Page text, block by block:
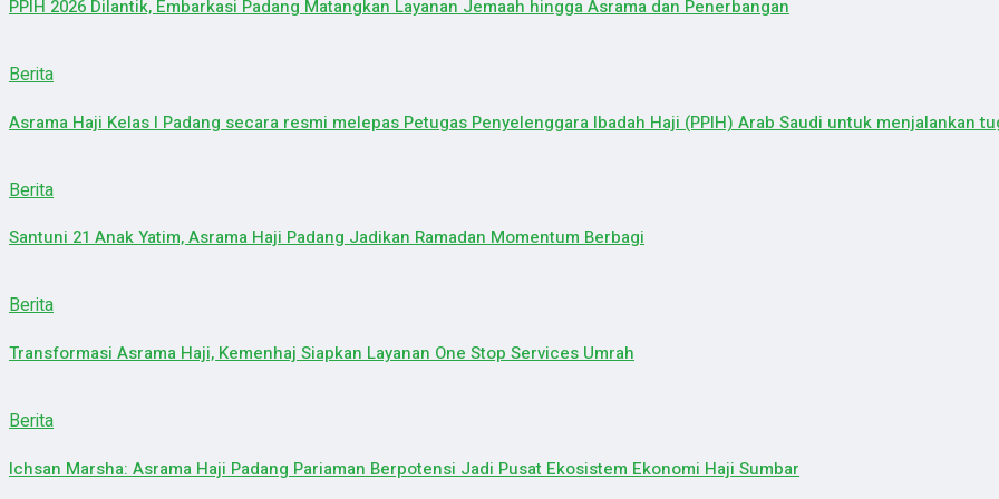
PPIH 2026 Dilantik, Embarkasi Padang Matangkan Layanan Jemaah hingga Asrama dan Penerbangan
Berita
Asrama Haji Kelas I Padang secara resmi melepas Petugas Penyelenggara Ibadah Haji (PPIH) Arab Saudi untuk menjalankan
Berita
Santuni 21 Anak Yatim, Asrama Haji Padang Jadikan Ramadan Momentum Berbagi
Berita
Transformasi Asrama Haji, Kemenhaj Siapkan Layanan One Stop Services Umrah
Berita
Ichsan Marsha: Asrama Haji Padang Pariaman Berpotensi Jadi Pusat Ekosistem Ekonomi Haji Sumbar